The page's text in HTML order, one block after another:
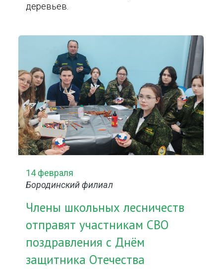
деревьев.
14 февраля
Бородинский филиал
Члены школьных лесничеств
отправят участникам СВО
поздравления с Днём
защитника Отечества